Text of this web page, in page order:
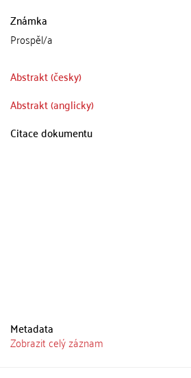
Známka
Prospěl/a
Abstrakt (česky)
Abstrakt (anglicky)
Citace dokumentu
Metadata
Zobrazit celý záznam